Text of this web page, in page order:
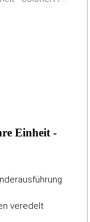
Einheit -
veredelt